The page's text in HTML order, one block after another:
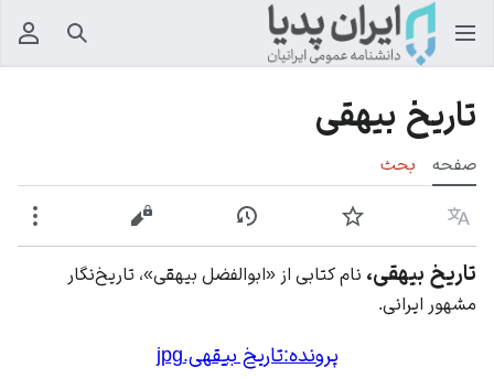
جستجو
تاریخ بیهقی
صفحه بحث
زبان پیگیری نمایش تاریخچهنمایش مبدأ
تاریخ بیهقی، نام کتابی از «ابوالفضل بیهقی»، تاریخ‌نگار
مشهور ایرانی.
پرونده:تاریخ بیقهی.jpg